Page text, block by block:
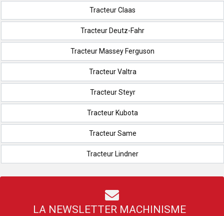
Tracteur Claas
Tracteur Deutz-Fahr
Tracteur Massey Ferguson
Tracteur Valtra
Tracteur Steyr
Tracteur Kubota
Tracteur Same
Tracteur Lindner
LA NEWSLETTER MACHINISME